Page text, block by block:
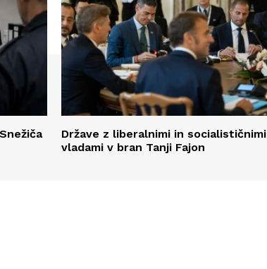
Države z liberalnimi in socialističnimi
vladami v bran Tanji Fajon